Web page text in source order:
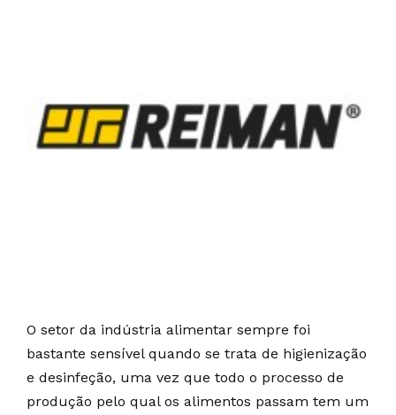
O setor da indústria alimentar sempre foi
bastante sensível quando se trata de higienização
e desinfeção, uma vez que todo o processo de
produção pelo qual os alimentos passam tem um